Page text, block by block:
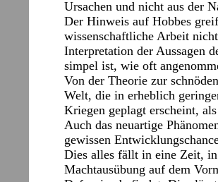
Ursachen und nicht aus der
Der Hinweis auf Hobbes
wissenschaftliche Arbeit
Interpretation der Aussagen
simpel ist, wie oft
Von der Theorie zur
Welt, die in erheblich
Kriegen geplagt erscheint,
Auch das neuartige
gewissen
Dies alles fällt in eine Zeit,
Machtausübung auf dem